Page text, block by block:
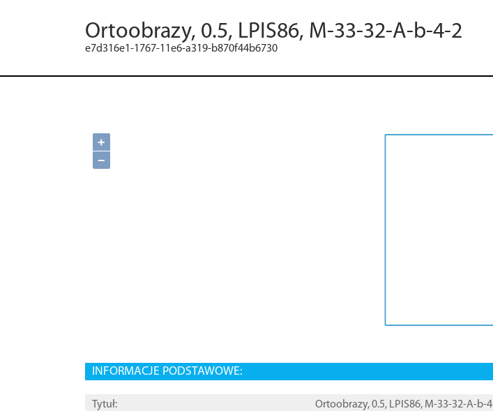
Ortoobrazy, 0.5, LPIS86, M-33-32-A-b-4-2
e7d316e1-1767-11e6-a319-b870f44b6730
+
−
INFORMACJE PODSTAWOWE:
Tytuł:
Ortoobrazy, 0.5, LPIS86, M-33-32-A-b-